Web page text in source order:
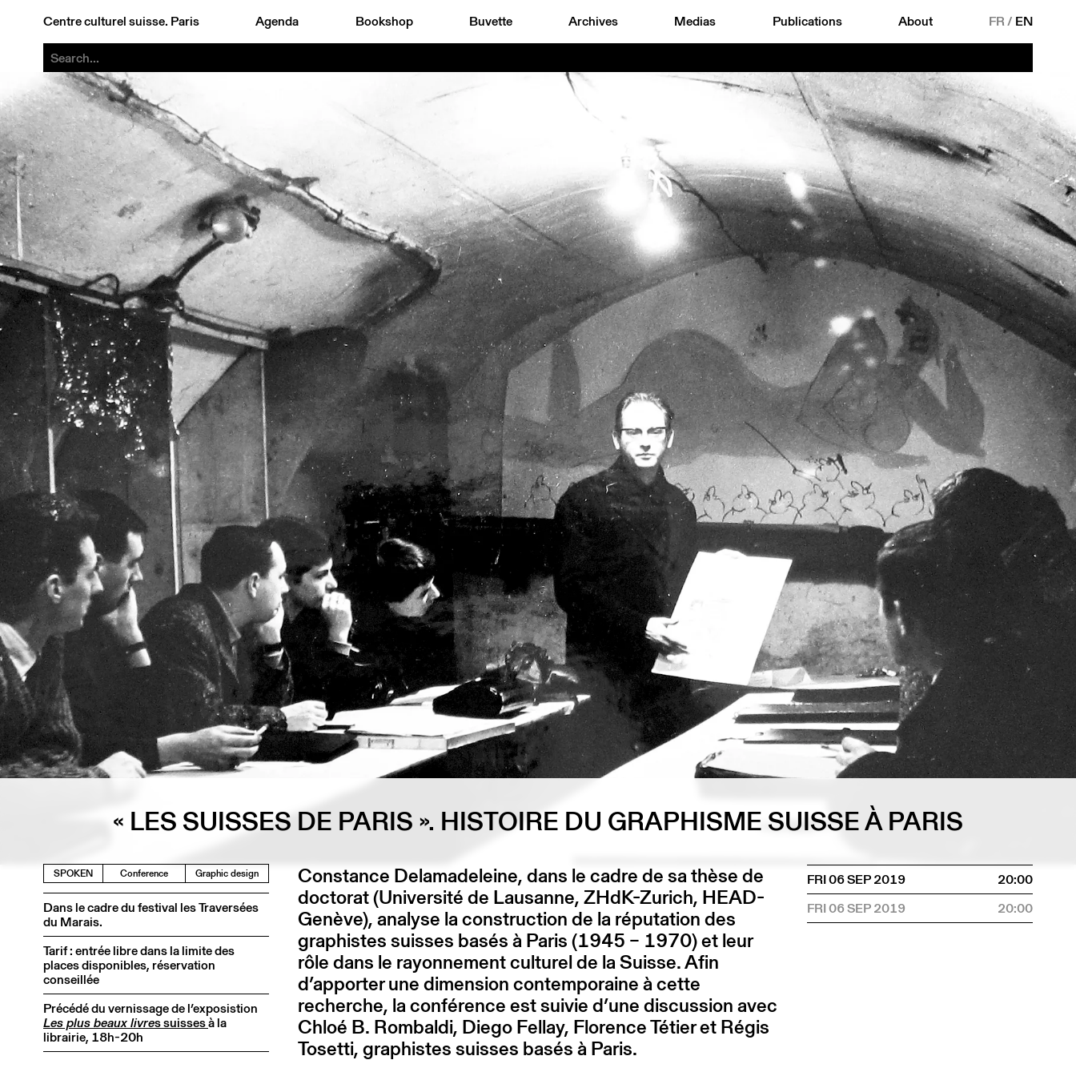
Centre culturel suisse. Paris Agenda Bookshop Buvette Archives Medias Publications About FR/ EN
« LES SUISSES DE PARIS ». HISTOIRE DU GRAPHISME SUISSE À PARIS
SPOKEN Conference Graphic design
Dans le cadre du festival les Traversées
du Marais.
Tarif : entrée libre dans la limite des
places disponibles, réservation
conseillée
Précédé du vernissage de l’exposistion
Les plus beaux livres suissesà la
librairie, 18h-20h
Constance Delamadeleine, dans le cadre de sa thèse de
doctorat (Université de Lausanne, ZHdK-Zurich, HEAD-
Genève), analyse la construction de la réputation des
graphistes suisses basés à Paris (1945 – 1970) et leur
rôle dans le rayonnement culturel de la Suisse. Afin
d’apporter une dimension contemporaine à cette
recherche, la conférence est suivie d’une discussion avec
Chloé B. Rombaldi, Diego Fellay, Florence Tétier et Régis
Tosetti, graphistes suisses basés à Paris.
FRI 06 SEP 2019
20:00
FRI 06 SEP 2019
20:00